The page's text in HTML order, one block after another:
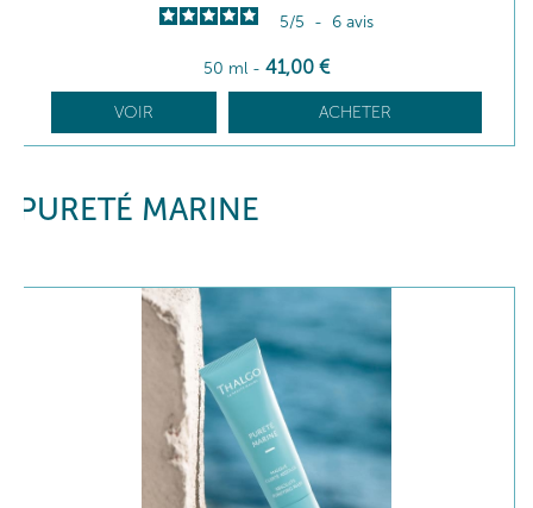
5/5 - 6 avis
50 ml - 41,00 €
VOIR ACHETER
PURETÉ MARINE